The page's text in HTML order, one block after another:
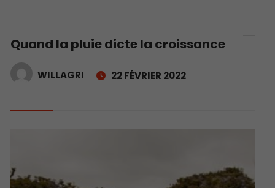
Quand la pluie dicte la croissance
WILLAGRI 22 FÉVRIER 2022